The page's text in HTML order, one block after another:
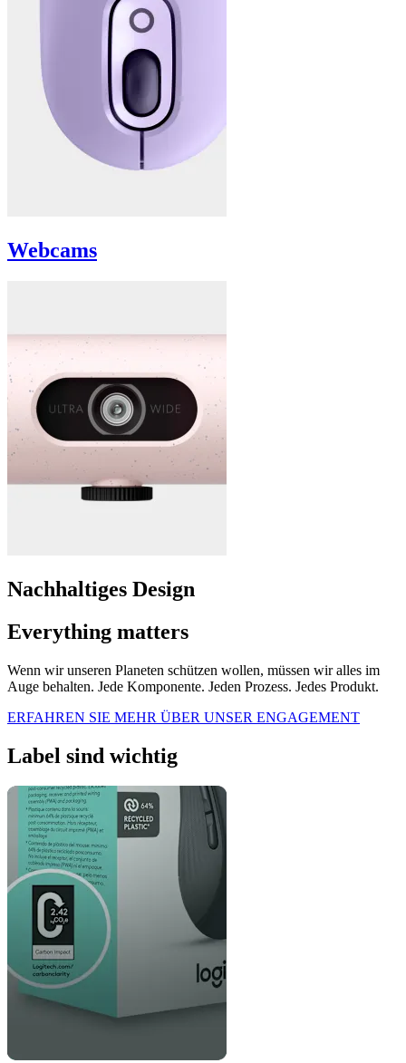
Webcams
Nachhaltiges Design
Everything matters
Wenn wir unseren Planeten schützen wollen, müssen wir alles im
Auge behalten. Jede Komponente. Jeden Prozess. Jedes Produkt.
ERFAHREN SIE MEHR ÜBER UNSER ENGAGEMENT
Label sind wichtig